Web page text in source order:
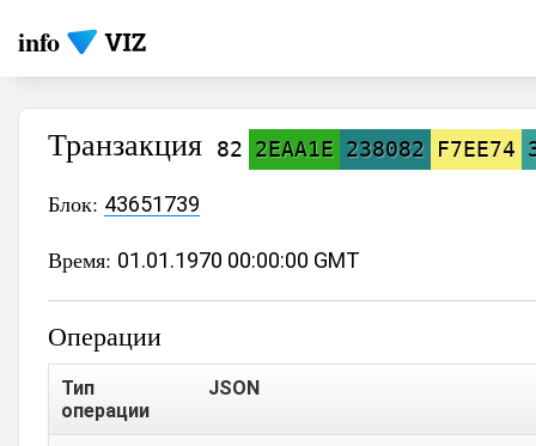
info
Транзакция 82 2EAA1E 238082 F7EE74
Блок: 43651739
Время: 01.01.1970 00:00:00 GMT
Операции
Тип
операции
JSON